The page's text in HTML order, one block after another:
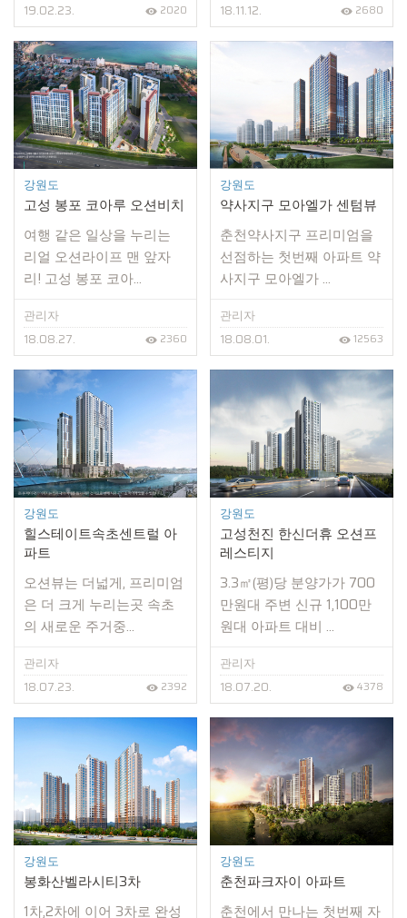
19.02.23.
2020
18.11.12.
2680
강원도
고성 봉포 코아루 오션비치
여행 같은 일상을 누리는
리얼 오션라이프 맨 앞자
리! 고성 봉포 코아...
관리자
18.08.27.
2360
강원도
약사지구 모아엘가 센텀뷰
춘천약사지구 프리미엄을
선점하는 첫번째 아파트 약
사지구 모아엘가 ...
관리자
18.08.01.
12563
강원도
힐스테이트속초센트럴 아
파트
오션뷰는 더넓게, 프리미엄
은 더 크게 누리는곳 속초
의 새로운 주거중...
관리자
18.07.23.
2392
강원도
고성천진 한신더휴 오션프
레스티지
3.3㎡(평)당 분양가가 700
만원대 주변 신규 1,100만
원대 아파트 대비 ...
관리자
18.07.20.
4378
강원도
봉화산벨라시티3차
1차,2차에 이어 3차로 완성
강원도
춘천파크자이 아파트
춘천에서 만나는 첫번째 자